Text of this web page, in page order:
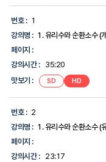
강
의
명,
강
의
간,
맛
보
대
한
보
를
번호 : 1
강의명 : 1. 유리수와 순환소수 (
페이지 :
강의시간 :
35:20
맛보기 :
SD HD
번호 : 2
강의명 : 1. 유리수와 순환소수 (
페이지 :
강의시간 :
23:17